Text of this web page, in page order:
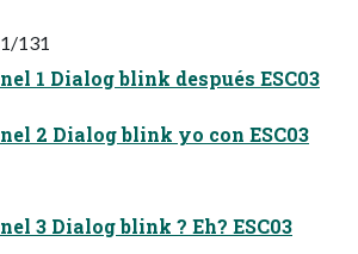
131
1 Dialog blink después ESC03
2 Dialog blink yo con ESC03
3 Dialog blink ? Eh? ESC03